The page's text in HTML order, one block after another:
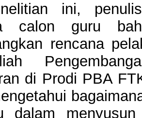
ini,
calon guru
rencana
di Prodi PBA
dalam